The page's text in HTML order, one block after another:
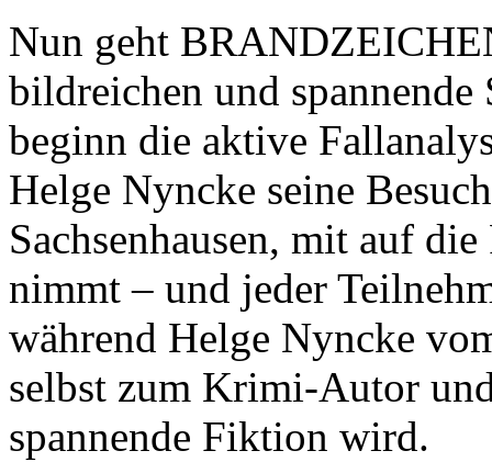
Nun geht
bildreichen und spannende
beginn die aktive
Helge Nyncke seine
Sachsenhausen, mit auf
nimmt – und jeder
während Helge Nyncke
selbst zum Krimi-Autor
spannende Fiktion wird.